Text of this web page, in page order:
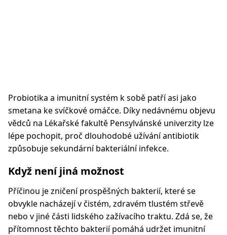
Probiotika a imunitní systém k sobě patří asi jako
smetana ke svíčkové omáčce. Díky nedávnému objevu
vědců na Lékařské fakultě Pensylvánské univerzity lze
lépe pochopit, proč dlouhodobé užívání antibiotik
způsobuje sekundární bakteriální infekce.
Když není jiná možnost
Příčinou je zničení prospěšných bakterií, které se
obvykle nacházejí v čistém, zdravém tlustém střevě
nebo v jiné části lidského zažívacího traktu. Zdá se, že
přítomnost těchto bakterií pomáhá udržet imunitní